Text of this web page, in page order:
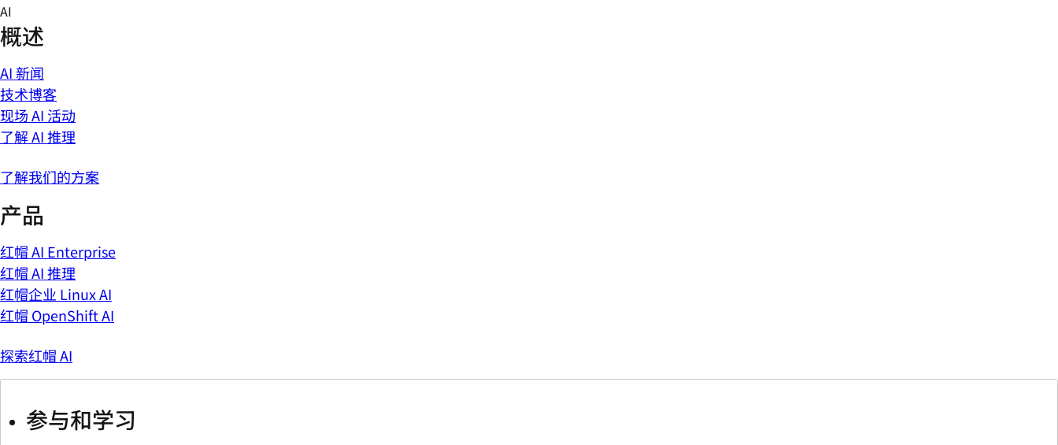
Skip
to
content
AI
概述
AI 新闻
技术博客
现场 AI 活动
了解 AI 推理
了解我们的方案
产品
红帽 AI Enterprise
红帽 AI 推理
红帽企业 Linux AI
红帽 OpenShift AI
探索红帽 AI
参与和学习